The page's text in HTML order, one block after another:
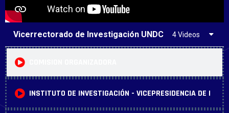
Vicerrectorado de Investigación UNDC 4 Videos
INSTITUTO DE INVESTIGACIÓN - VICEPRESIDENCIA DE